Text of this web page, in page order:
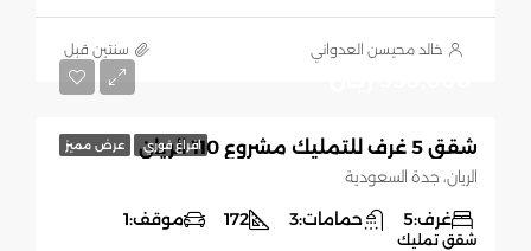
خالد محيسن العدواني ‏سنتين قبل
افراغ فوري عرض مميز شقق 5 غرف للتمليك مشروع 110 الريان
الريان، جدة السعودية
غرف:5 حمامات:3
172 موقف:1
شقق تمليك